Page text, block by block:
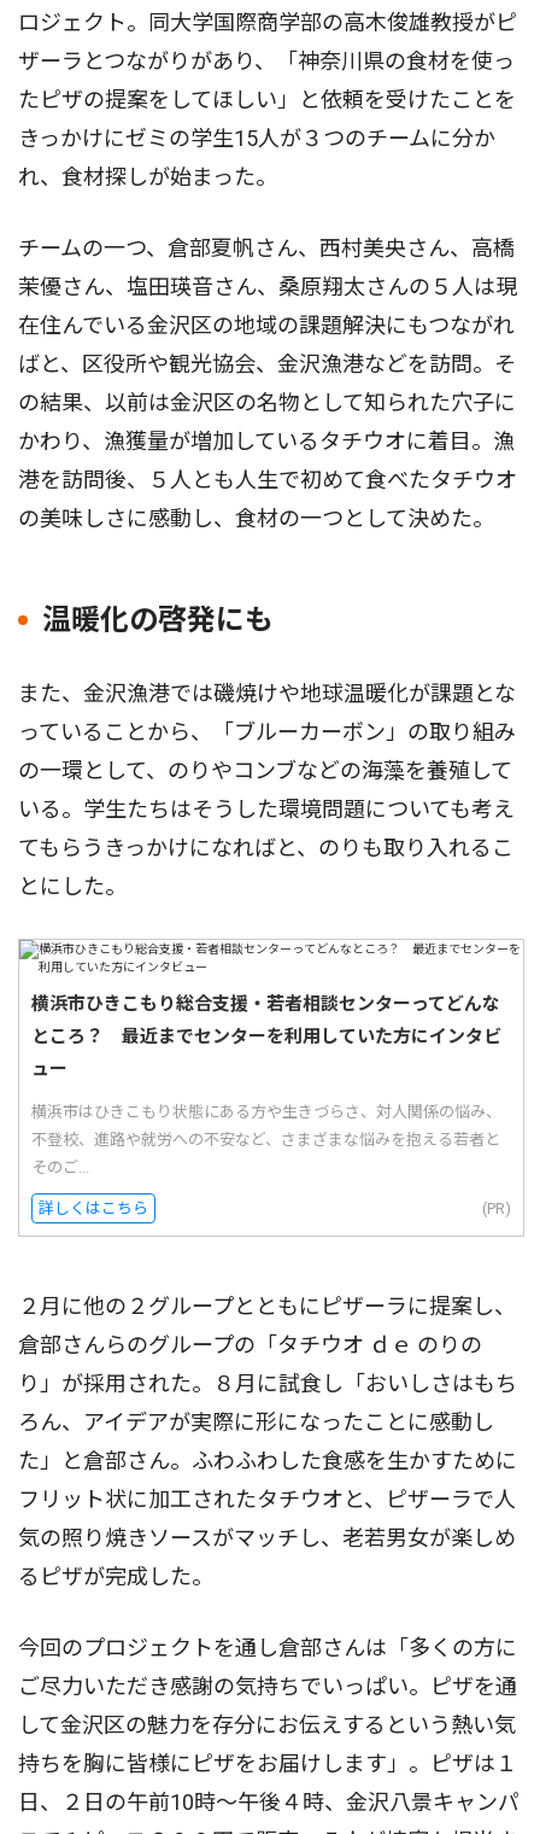
ロジェクト。同大学国際商学部の高木俊雄教授がピ
ザーラとつながりがあり、「神奈川県の食材を使っ
たピザの提案をしてほしい」と依頼を受けたことを
きっかけにゼミの学生15人が３つのチームに分か
れ、食材探しが始まった。
チームの一つ、倉部夏帆さん、西村美央さん、高橋
茉優さん、塩田瑛音さん、桑原翔太さんの５人は現
在住んでいる金沢区の地域の課題解決にもつながれ
ばと、区役所や観光協会、金沢漁港などを訪問。そ
の結果、以前は金沢区の名物として知られた穴子に
かわり、漁獲量が増加しているタチウオに着目。漁
港を訪問後、５人とも人生で初めて食べたタチウオ
の美味しさに感動し、食材の一つとして決めた。
温暖化の啓発にも
また、金沢漁港では磯焼けや地球温暖化が課題とな
っていることから、「ブルーカーボン」の取り組み
の一環として、のりやコンブなどの海藻を養殖して
いる。学生たちはそうした環境問題についても考え
てもらうきっかけになればと、のりも取り入れるこ
とにした。
横浜市ひきこもり総合支援・若者相談センターってどんな
ところ？ 最近までセンターを利用していた方にインタビ
ュー
横浜市はひきこもり状態にある方や生きづらさ、対人関係の悩み、
不登校、進路や就労への不安など、さまざまな悩みを抱える若者と
そのご...
詳しくはこちら (PR)
２月に他の２グループとともにピザーラに提案し、
倉部さんらのグループの「タチウオ ｄｅ のりの
り」が採用された。８月に試食し「おいしさはもち
ろん、アイデアが実際に形になったことに感動し
た」と倉部さん。ふわふわした食感を生かすために
フリット状に加工されたタチウオと、ピザーラで人
気の照り焼きソースがマッチし、老若男女が楽しめ
るピザが完成した。
今回のプロジェクトを通し倉部さんは「多くの方に
ご尽力いただき感謝の気持ちでいっぱい。ピザを通
して金沢区の魅力を存分にお伝えするという熱い気
持ちを胸に皆様にピザをお届けします」。ピザは１
日、２日の午前10時〜午後４時、金沢八景キャンパ